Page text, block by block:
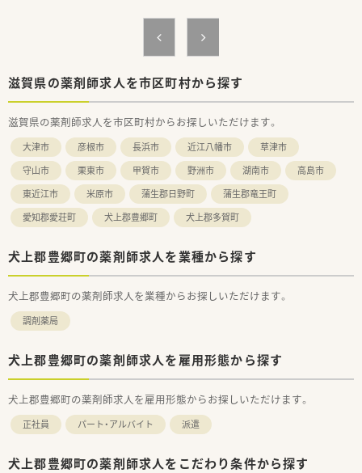
滋賀県の薬剤師求人を市区町村から探す
滋賀県の薬剤師求人を市区町村からお探しいただけます。
大津市 彦根市 長浜市 近江八幡市
草津市
守山市
栗東市 甲賀市 野洲市 湖南市
高島市
東近江市
米原市 蒲生郡日野町
蒲生郡竜王町
愛知郡愛荘町
犬上郡豊郷町 犬上郡多賀町
犬上郡豊郷町の薬剤師求人を業種から探す
犬上郡豊郷町の薬剤師求人を業種からお探しいただけます。
調剤薬局
犬上郡豊郷町の薬剤師求人を雇用形態から探す
犬上郡豊郷町の薬剤師求人を雇用形態からお探しいただけます。
正社員 パート・アルバイト 派遣
犬上郡豊郷町の薬剤師求人をこだわり条件から探す